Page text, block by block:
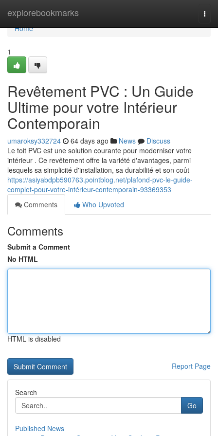
explorebookmarks
Home
Home
1
Revêtement PVC : Un Guide
Ultime pour votre Intérieur
Contemporain
umaroksy332724 64 days ago News
Discuss
Le toit PVC est une solution courante pour moderniser votre
intérieur . Ce revêtement offre la variété d'avantages, parmi
lesquels sa simplicité d'installation, sa durabilité et son coût
https://asiyabdpb590763.pointblog.net/plafond-pvc-le-guide-
complet-pour-votre-intérieur-contemporain-93369353
Comments
Who Upvoted
Comments
Submit a Comment
No HTML
HTML is disabled
Report Page
Search
Go
Published News